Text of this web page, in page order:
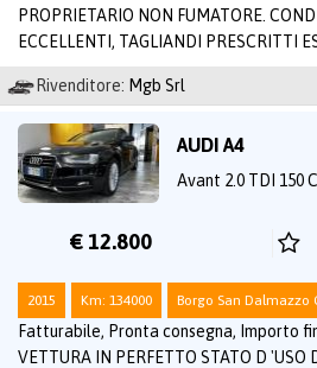
PROPRIETARIO NON FUMATORE.
ECCELLENTI, TAGLIANDI PRESCRITTI
Rivenditore: Mgb Srl
AUDI A4
Avant 2.0 TDI 150
€ 12.800
2015 Km: 134000 Borgo San Dalmazzo
Fatturabile, Pronta consegna, Importo
VETTURA IN PERFETTO STATO D 'USO